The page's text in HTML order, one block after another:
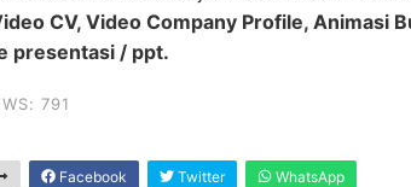
CV, Video Company Profile, Animasi
presentasi / ppt.
791
Facebook Twitter WhatsApp